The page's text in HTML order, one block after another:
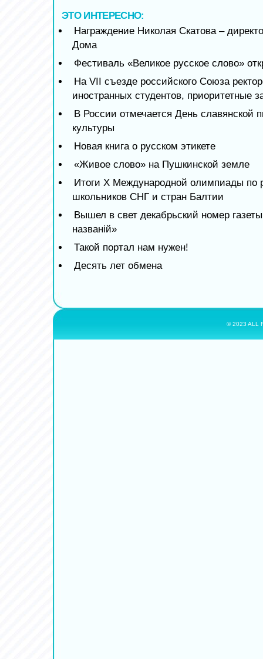
ЭТО ИНТЕРЕСНО:
Награждение Николая Скатова –
Дома
Фестиваль «Великое русское слово»
На VII съезде российского Союза
иностранных студентов, приоритетные
В России отмечается День славянской
культуры
Новая книга о русском этикете
«Живое слово» на Пушкинской земле
Итоги X Международной олимпиады по
школьников СНГ и стран Балтии
Вышел в свет декабрьский номер
названiй»
Такой портал нам нужен!
Десять лет обмена
© 2023 ALL